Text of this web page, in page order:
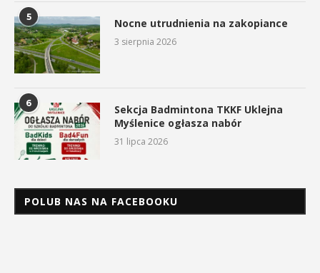
5 Nocne utrudnienia na zakopiance
3 sierpnia 2026
6
Sekcja Badmintona TKKF Uklejna
Myślenice ogłasza nabór
31 lipca 2026
POLUB NAS NA FACEBOOKU